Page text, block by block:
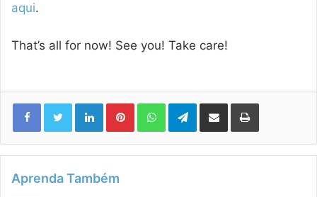
aqui.
That’s all for now! See you! Take care!
LinkedinPinterestWhatsAppTelegram
Compartilhar via e-mail Imprimir
Aprenda Também